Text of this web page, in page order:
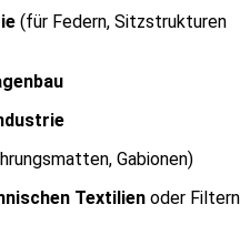
(für Federn, Sitzstrukturen
Gabionen)
Textilien oder Filtern